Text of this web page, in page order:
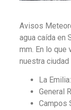
Avisos
agua caída en
mm. En lo que
nuestra ciudad
La
General
Campos